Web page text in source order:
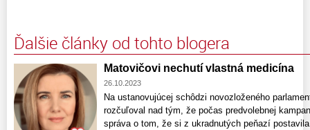
Ďalšie články od tohto blogera
Matovičovi nechutí vlastná medicína
26.10.2023
Na ustanovujúcej schôdzi novozloženého
rozčuľoval nad tým, že počas predvolebnej
správa o tom, že si z ukradnutých peňazí